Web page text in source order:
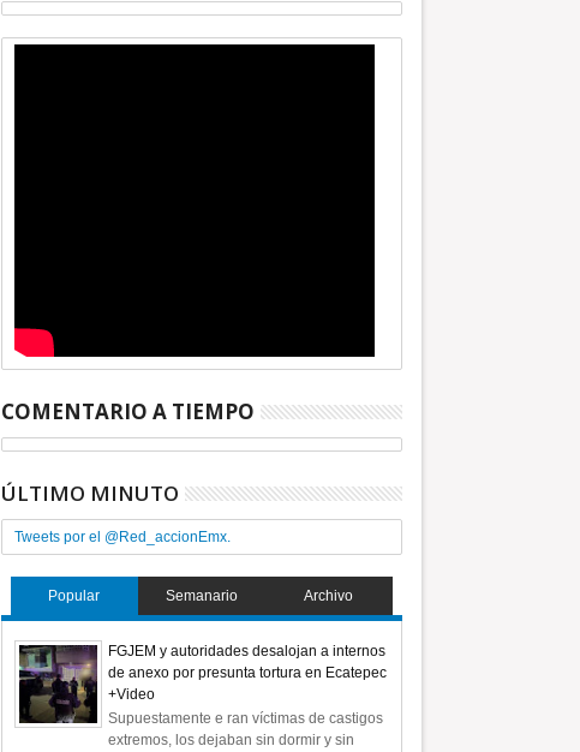
COMENTARIO A TIEMPO
ÚLTIMO MINUTO
Tweets por el @Red_accionEmx.
Popular Semanario Archivo
FGJEM y autoridades desalojan a internos
de anexo por presunta tortura en Ecatepec
+Video
Supuestamente e ran víctimas de castigos
extremos, los dejaban sin dormir y sin